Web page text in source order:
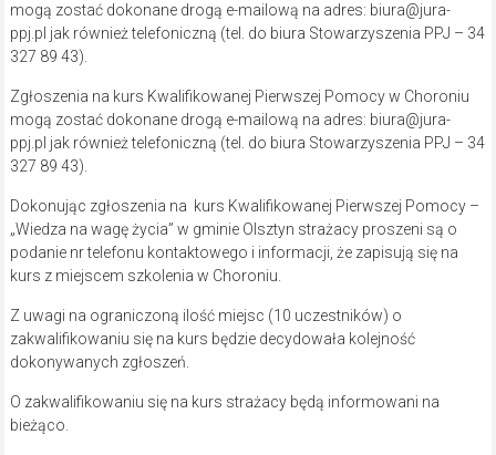
mogą zostać dokonane drogą e-mailową na adres: biura@jura-
ppj.pl jak również telefoniczną (tel. do biura Stowarzyszenia PPJ – 34
327 89 43).
Zgłoszenia na kurs Kwalifikowanej Pierwszej Pomocy w Choroniu
mogą zostać dokonane drogą e-mailową na adres: biura@jura-
ppj.pl jak również telefoniczną (tel. do biura Stowarzyszenia PPJ – 34
327 89 43).
Dokonując zgłoszenia na kurs Kwalifikowanej Pierwszej Pomocy –
„Wiedza na wagę życia” w gminie Olsztyn strażacy proszeni są o
podanie nr telefonu kontaktowego i informacji, że zapisują się na
kurs z miejscem szkolenia w Choroniu.
Z uwagi na ograniczoną ilość miejsc (10 uczestników) o
zakwalifikowaniu się na kurs będzie decydowała kolejność
dokonywanych zgłoszeń.
O zakwalifikowaniu się na kurs strażacy będą informowani na
bieżąco.